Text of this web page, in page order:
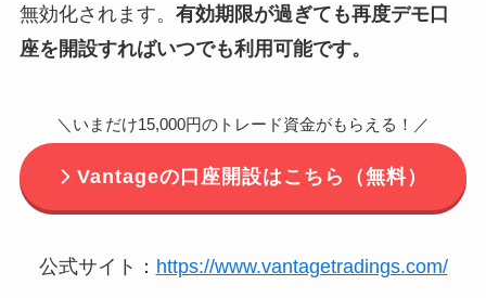
無効化されます。 有効期限が過ぎても再度デモ口
座を開設すればいつでも利用可能です。
＼いまだけ15,000円のトレード資金がもらえる！／
Vantageの口座開設はこちら（無料）
公式サイト： https://www.vantagetradings.com/